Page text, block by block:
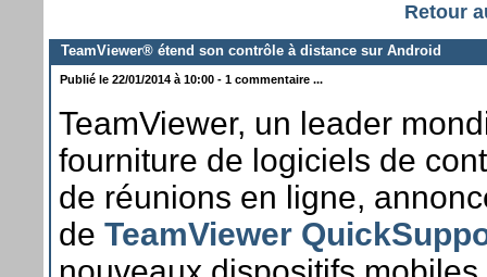
Retour
TeamViewer® étend son contrôle à distance sur Android
Publié le 22/01/2014 à 10:00 - 1 commentaire ...
TeamViewer, un leader
fourniture de logiciels de
de réunions en ligne,
de TeamViewer